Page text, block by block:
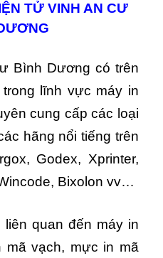
TỬ VINH AN CƯ
Bình Dương có trên
lĩnh vực máy in
cung cấp các loại
hãng nổi tiếng trên
Godex, Xprinter,
Bixolon vv…
quan đến máy in
mã vạch, mực in mã